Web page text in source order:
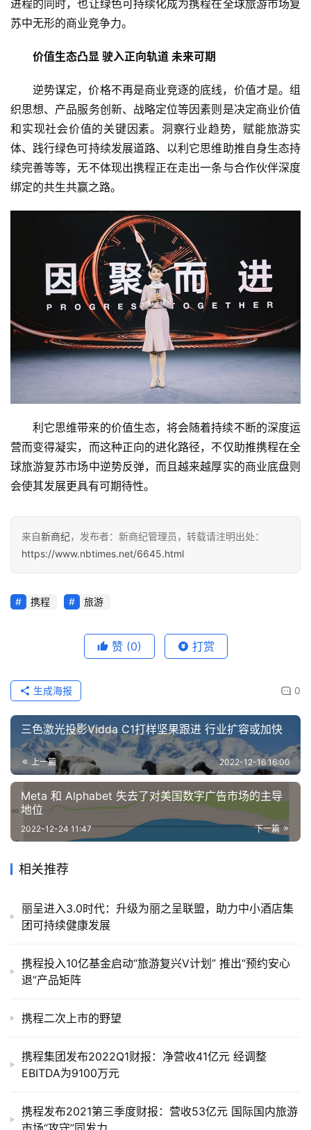
进程的同时，也让绿色可持续化成为携程在全球旅游市场复
苏中无形的商业竞争力。
价值生态凸显 驶入正向轨道 未来可期
逆势谋定，价格不再是商业竞逐的底线，价值才是。组
织思想、产品服务创新、战略定位等因素则是决定商业价值
和实现社会价值的关键因素。洞察行业趋势，赋能旅游实
体、践行绿色可持续发展道路、以利它思维助推自身生态持
续完善等等，无不体现出携程正在走出一条与合作伙伴深度
绑定的共生共赢之路。
利它思维带来的价值生态，将会随着持续不断的深度运
营而变得凝实，而这种正向的进化路径，不仅助推携程在全
球旅游复苏市场中逆势反弹，而且越来越厚实的商业底盘则
会使其发展更具有可期待性。
来自新商纪，发布者：新商纪管理员，转载请注明出处：
https://www.nbtimes.net/6645.html
携程 旅游
赞 (0) 打赏
0
生成海报
三色激光投影Vidda C1打样坚果跟进 行业扩容或加快
上一篇 2022-12-16 16:00
Meta 和 Alphabet 失去了对美国数字广告市场的主导
地位
下一篇
2022-12-24 11:47
相关推荐
丽呈进入3.0时代：升级为丽之呈联盟，助力中小酒店集
团可持续健康发展
携程投入10亿基金启动“旅游复兴V计划” 推出“预约安心
退”产品矩阵
携程二次上市的野望
携程集团发布2022Q1财报：净营收41亿元 经调整
EBITDA为9100万元
携程发布2021第三季度财报：营收53亿元 国际国内旅游